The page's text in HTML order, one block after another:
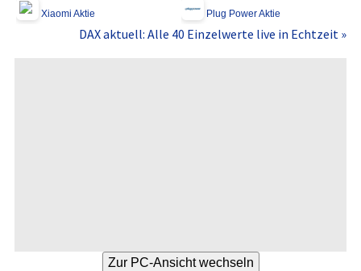
Xiaomi Aktie Plug Power Aktie
DAX aktuell: Alle 40 Einzelwerte live in Echtzeit »